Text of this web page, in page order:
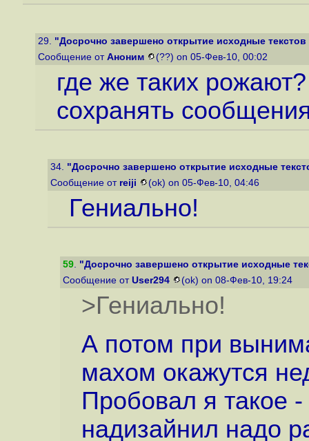
29. "Досрочно завершено открытие исходные
Сообщение от Аноним (??) on 05-Фев-10, 00:02
где же таких
сохранять
34. "Досрочно завершено открытие исходные
Сообщение от reiji (ok) on 05-Фев-10, 04:46
Гениально!
59. "Досрочно завершено открытие исходные
Сообщение от User294 (ok) on 08-Фев-10, 19:24
>Гениально!
А потом при
махом окажутся
Пробовал я такое -
надизайнил надо